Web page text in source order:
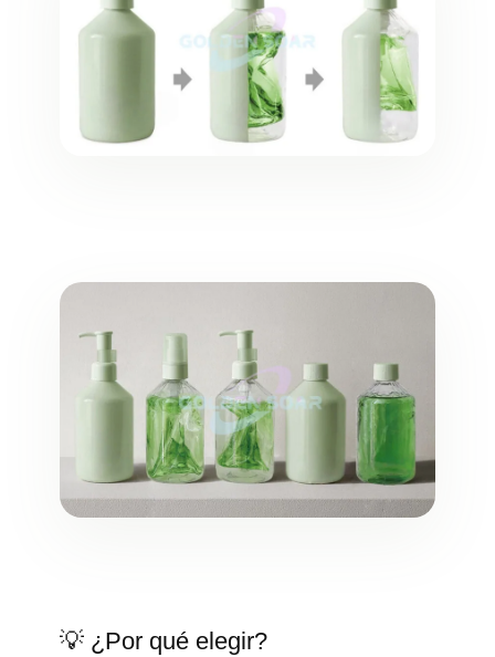
💡 ¿Por qué elegir?